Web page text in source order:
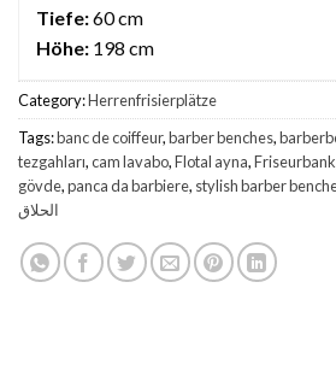
Tiefe:60 cm
Höhe: 198 cm
Category:Herrenfrisierplätze
Tags:banc de coiffeur,barber benches,
tezgahları,cam lavabo,Flotal ayna,Friseurbank
gövde,panca da barbiere, stylish barber
الحلاق